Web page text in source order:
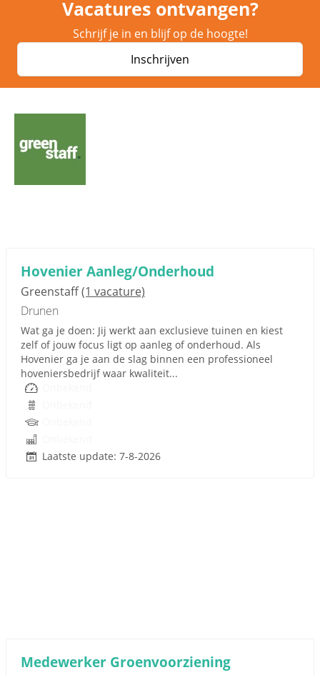
Vacatures ontvangen?
Schrijf je in en blijf op de hoogte!
Inschrijven
Hovenier Aanleg/Onderhoud
Greenstaff(1 vacature)
Drunen
Wat ga je doen: Jij werkt aan exclusieve tuinen en kiest
zelf of jouw focus ligt op aanleg of onderhoud. Als
Hovenier ga je aan de slag binnen een professioneel
hoveniersbedrijf waar kwaliteit...
Laatste update: 7-8-2026
Medewerker Groenvoorziening